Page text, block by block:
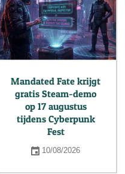
Mandated Fate krijgt
gratis Steam-demo
op 17 augustus
tijdens Cyberpunk
Fest
10/08/2026